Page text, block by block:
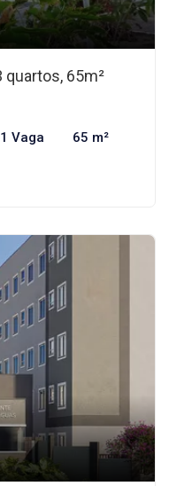
quartos, 65m²
1 Vaga 65 m²